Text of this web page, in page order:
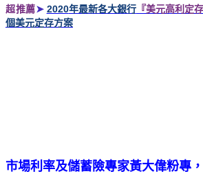
超推薦➤ 2020年最新各大銀行『美元高利定存
個美元定存方案
市場利率及儲蓄險專家黃大偉粉專